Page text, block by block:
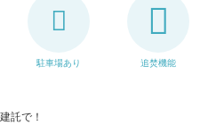
駐車場あり 追焚機能
託で！